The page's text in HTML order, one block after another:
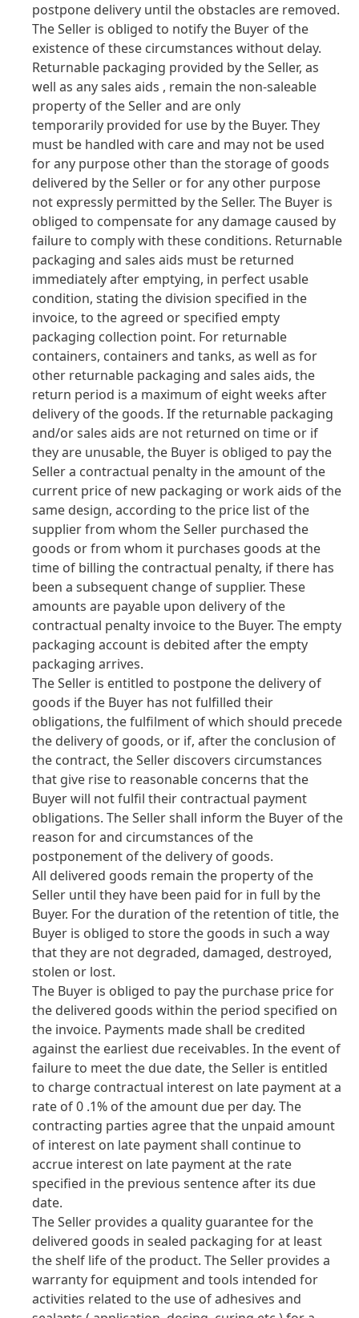
postpone delivery until the obstacles are removed.
The Seller is obliged to notify the Buyer of the
existence of these circumstances without delay.
Returnable packaging provided by the Seller, as
well as any sales aids , remain the non-saleable
property of the Seller and are only
temporarily provided for use by the Buyer. They
must be handled with care and may not be used
for any purpose other than the storage of goods
delivered by the Seller or for any other purpose
not expressly permitted by the Seller. The Buyer is
obliged to compensate for any damage caused by
failure to comply with these conditions. Returnable
packaging and sales aids must be returned
immediately after emptying, in perfect usable
condition, stating the division specified in the
invoice, to the agreed or specified empty
packaging collection point. For returnable
containers, containers and tanks, as well as for
other returnable packaging and sales aids, the
return period is a maximum of eight weeks after
delivery of the goods. If the returnable packaging
and/or sales aids are not returned on time or if
they are unusable, the Buyer is obliged to pay the
Seller a contractual penalty in the amount of the
current price of new packaging or work aids of the
same design, according to the price list of the
supplier from whom the Seller purchased the
goods or from whom it purchases goods at the
time of billing the contractual penalty, if there has
been a subsequent change of supplier. These
amounts are payable upon delivery of the
contractual penalty invoice to the Buyer. The empty
packaging account is debited after the empty
packaging arrives.
The Seller is entitled to postpone the delivery of
goods if the Buyer has not fulfilled their
obligations, the fulfilment of which should precede
the delivery of goods, or if, after the conclusion of
the contract, the Seller discovers circumstances
that give rise to reasonable concerns that the
Buyer will not fulfil their contractual payment
obligations. The Seller shall inform the Buyer of the
reason for and circumstances of the
postponement of the delivery of goods.
All delivered goods remain the property of the
Seller until they have been paid for in full by the
Buyer. For the duration of the retention of title, the
Buyer is obliged to store the goods in such a way
that they are not degraded, damaged, destroyed,
stolen or lost.
The Buyer is obliged to pay the purchase price for
the delivered goods within the period specified on
the invoice. Payments made shall be credited
against the earliest due receivables. In the event of
failure to meet the due date, the Seller is entitled
to charge contractual interest on late payment at a
rate of 0 .1% of the amount due per day. The
contracting parties agree that the unpaid amount
of interest on late payment shall continue to
accrue interest on late payment at the rate
specified in the previous sentence after its due
date.
The Seller provides a quality guarantee for the
delivered goods in sealed packaging for at least
the shelf life of the product. The Seller provides a
warranty for equipment and tools intended for
activities related to the use of adhesives and